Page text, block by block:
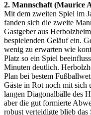
2. Mannschaft (Maurice
Mit dem zweiten Spiel im
fanden sich die zweite
Gastgeber aus
bespielenden Geläuf ein.
wenig zu erwarten wie
Platz so ein Spiel
Minuten deutlich.
Plan bei bestem
Gäste in Rot noch mit sich
langen Diagonalbälle des
aber die gut formierte
robust verteidigte blieb